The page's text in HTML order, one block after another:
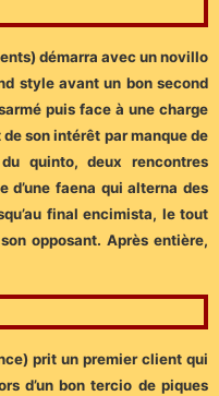
démarra avec un novillo
style avant un bon second
puis face à une charge
son intérêt par manque de
quinto, deux rencontres
d’une faena qui alterna des
final encimista, le tout
opposant. Après entière,
prit un premier client qui
d’un bon tercio de piques